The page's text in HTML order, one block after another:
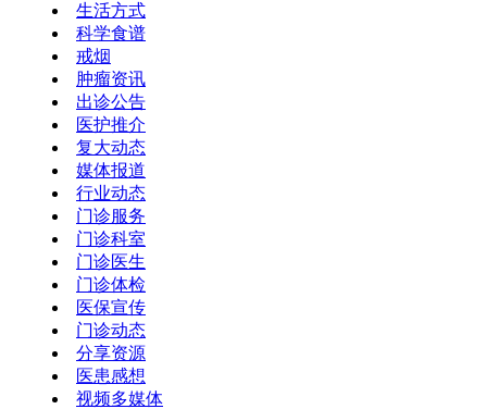
生活方式
科学食谱
戒烟
肿瘤资讯
出诊公告
医护推介
复大动态
媒体报道
行业动态
门诊服务
门诊科室
门诊医生
门诊体检
医保宣传
门诊动态
分享资源
医患感想
视频多媒体